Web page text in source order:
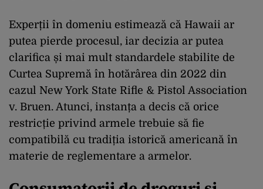
Experții în domeniu estimează că Hawaii ar
putea pierde procesul, iar decizia ar putea
clarifica și mai mult standardele stabilite de
Curtea Supremă în hotărârea din 2022 din
cazul New York State Rifle & Pistol Association
v. Bruen. Atunci, instanța a decis că orice
restricție privind armele trebuie să fie
compatibilă cu tradiția istorică americană în
materie de reglementare a armelor.